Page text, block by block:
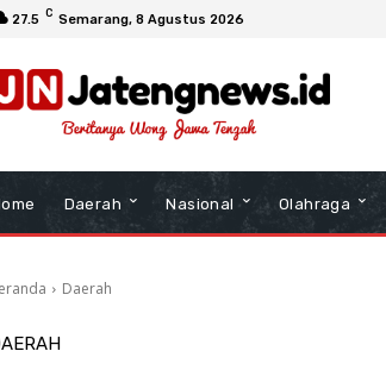
27.5 C Semarang, 8 Agustus 2026
Daerah Nasional Olahraga
Daerah